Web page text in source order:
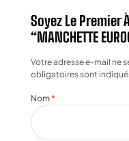
Soyez Le Premier
“MANCHETTE
Votre adresse e-mail ne
obligatoires sont
Nom *